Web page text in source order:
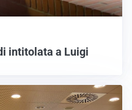
intitolata a Luigi